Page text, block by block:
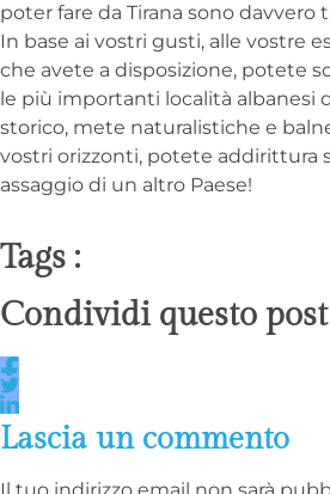
poter fare da Tirana sono davvero
In base ai vostri gusti, alle vostre
che avete a disposizione, potete
le più importanti località albanesi
storico, mete naturalistiche e
vostri orizzonti, potete addirittura
assaggio di un altro Paese!
Tags :
Condividi questo
Lascia un commento